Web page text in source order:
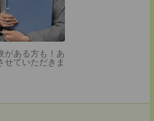
がある方も！あ
せていただきま